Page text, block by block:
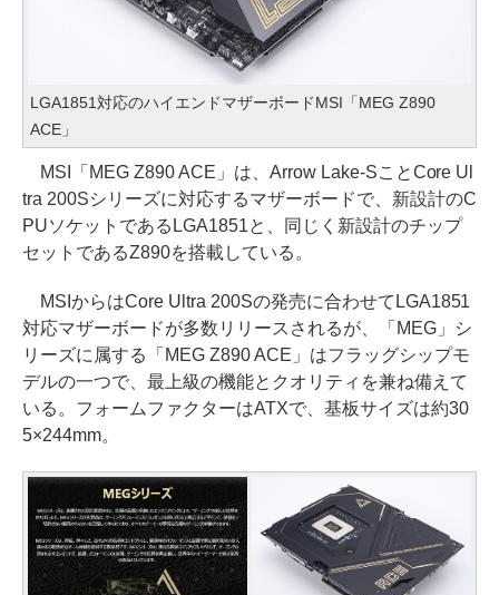
LGA1851対応のハイエンドマザーボードMSI「MEG Z890
ACE」
MSI「MEG Z890 ACE」は、Arrow Lake-SことCore Ul
tra 200Sシリーズに対応するマザーボードで、新設計のC
PUソケットであるLGA1851と、同じく新設計のチップ
セットであるZ890を搭載している。
MSIからはCore Ultra 200Sの発売に合わせてLGA1851
対応マザーボードが多数リリースされるが、「MEG」シ
リーズに属する「MEG Z890 ACE」はフラッグシップモ
デルの一つで、最上級の機能とクオリティを兼ね備えて
いる。フォームファクターはATXで、基板サイズは約30
5×244mm。